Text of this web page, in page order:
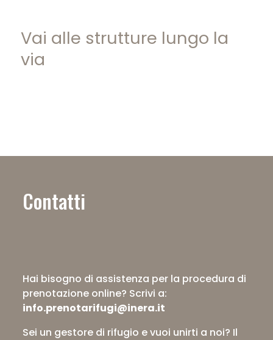
Vai alle strutture lungo la
via
Contatti
Hai bisogno di assistenza per la procedura di
prenotazione online? Scrivi a:
info.prenotarifugi@inera.it
Sei un gestore di rifugio e vuoi unirti a noi? Il